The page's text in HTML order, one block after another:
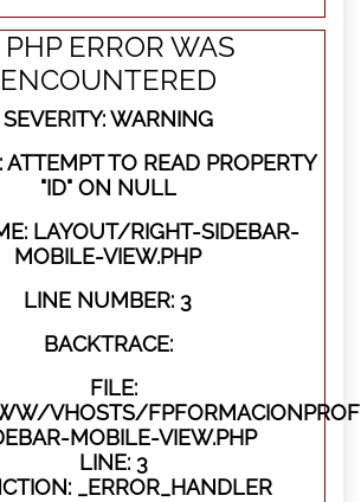
PHP ERROR WAS
ENCOUNTERED
SEVERITY: WARNING
ATTEMPT TO READ PROPERTY
"ID" ON NULL
LAYOUT/RIGHT-SIDEBAR-
MOBILE-VIEW.PHP
LINE NUMBER: 3
BACKTRACE:
FILE:
VHOSTS/
MOBILE-VIEW.PHP
LINE: 3
_ERROR_HANDLER